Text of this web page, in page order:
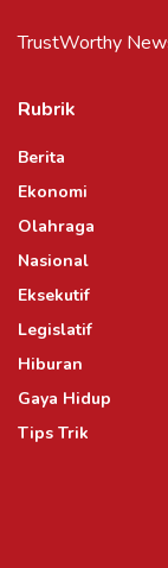
TrustWorthy
Rubrik
Berita
Ekonomi
Olahraga
Nasional
Eksekutif
Legislatif
Hiburan
Gaya Hidup
Tips Trik